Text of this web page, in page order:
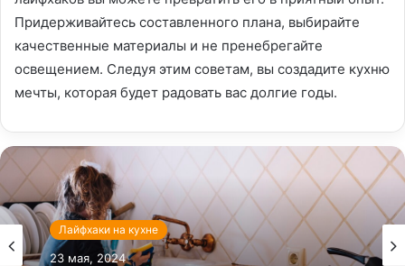
Придерживайтесь составленного плана, выбирайте
качественные материалы и не пренебрегайте
освещением. Следуя этим советам, вы создадите кухню
мечты, которая будет радовать вас долгие годы.
Лайфхаки на кухне
23 мая, 2024